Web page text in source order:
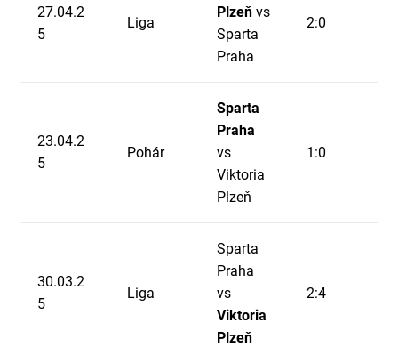
27.04.2
5
Liga
Plzeň vs
Sparta
Praha
2:0
23.04.2
5
Pohár
Sparta
Praha
vs
Viktoria
Plzeň
1:0
30.03.2
5
Liga
Sparta
Praha
vs
Viktoria
Plzeň
2:4